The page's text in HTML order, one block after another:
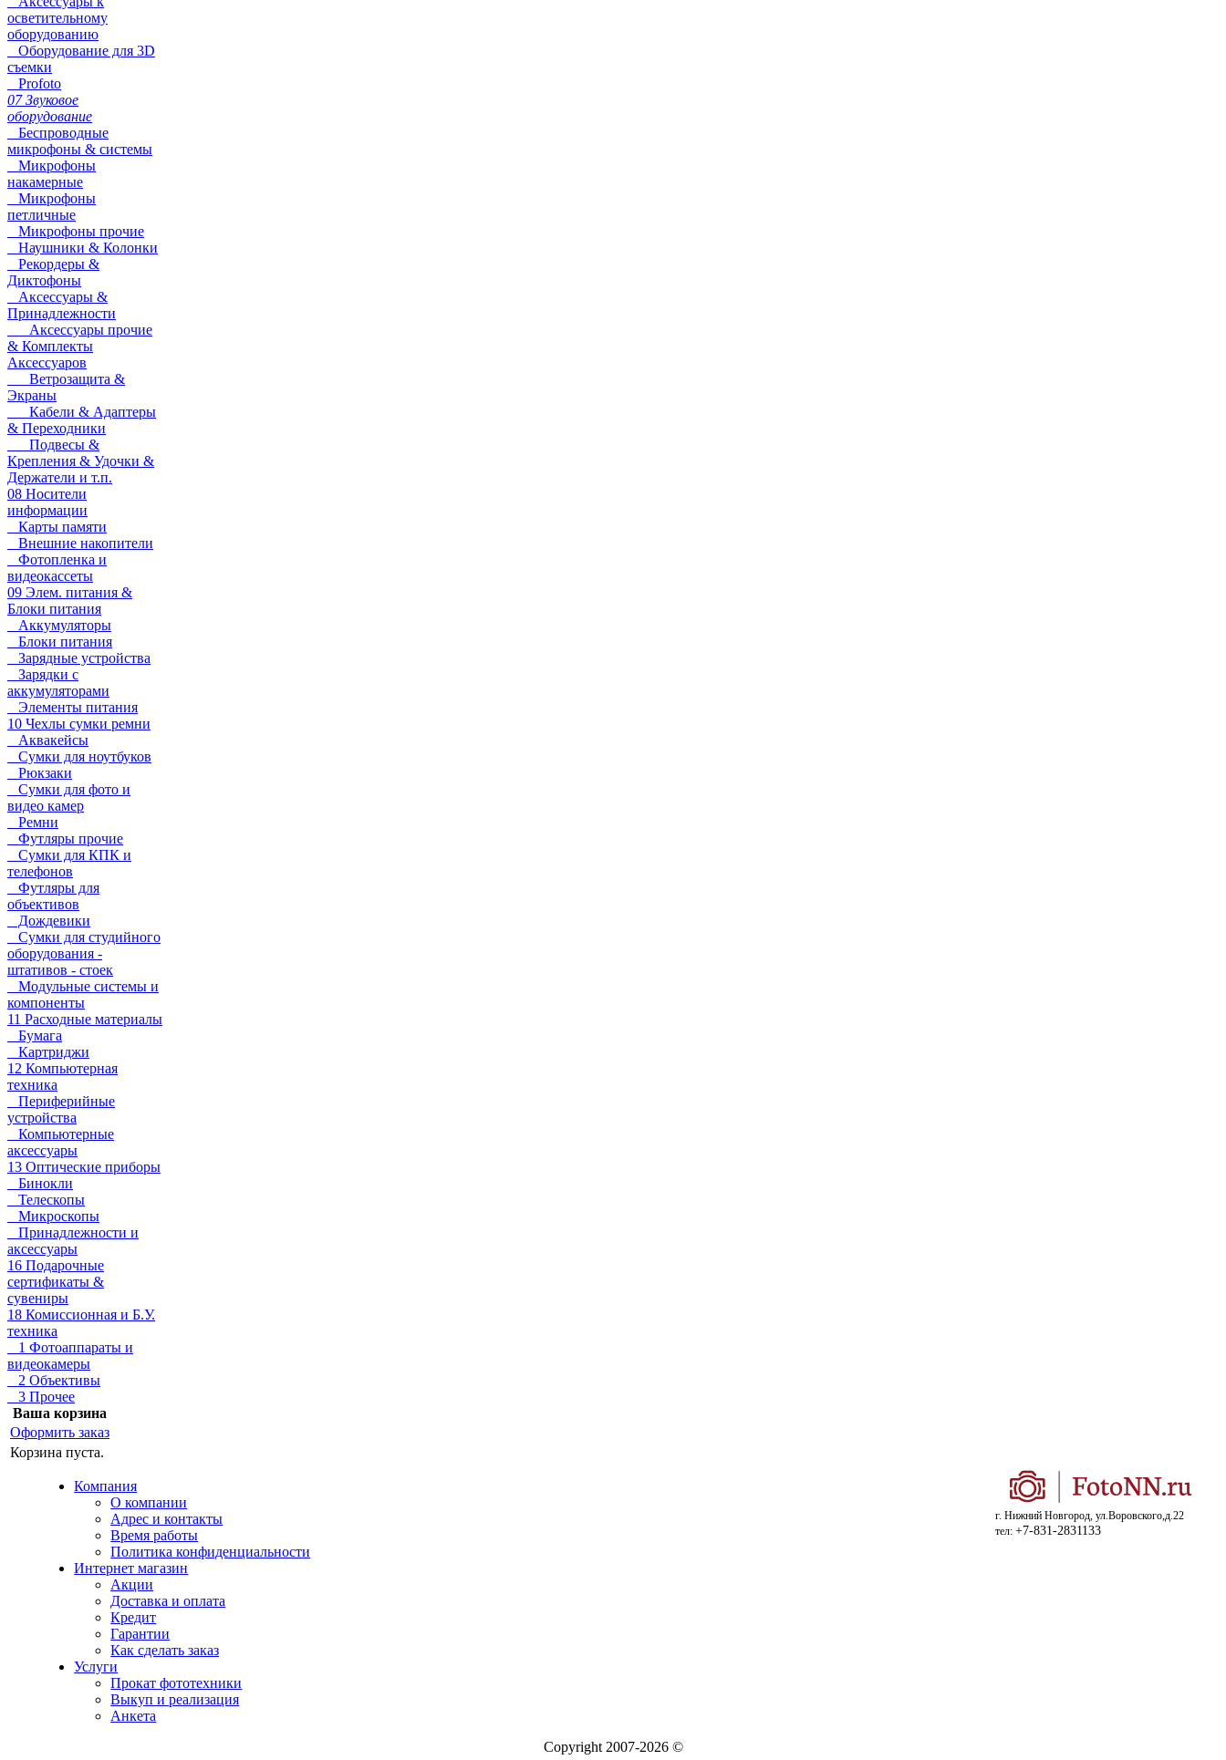
осветительному
оборудованию
Оборудование для 3D
съемки
Profoto
07 Звуковое
оборудование
Беспроводные
микрофоны & системы
Микрофоны
накамерные
Микрофоны
петличные
Микрофоны прочие
Наушники & Колонки
Рекордеры &
Диктофоны
Аксессуары &
Принадлежности
Аксессуары прочие
& Комплекты
Аксессуаров
Ветрозащита &
Экраны
Кабели & Адаптеры
& Переходники
Подвесы &
Крепления & Удочки &
Держатели и т.п.
08 Носители
информации
Карты памяти
Внешние накопители
Фотопленка и
видеокассеты
09 Элем. питания &
Блоки питания
Аккумуляторы
Блоки питания
Зарядные устройства
Зарядки с
аккумуляторами
Элементы питания
10 Чехлы сумки ремни
Аквакейсы
Сумки для ноутбуков
Рюкзаки
Сумки для фото и
видео камер
Ремни
Футляры прочие
Сумки для КПК и
телефонов
Футляры для
объективов
Дождевики
Сумки для студийного
оборудования -
штативов - стоек
Модульные системы и
компоненты
11 Расходные материалы
Бумага
Картриджи
12 Компьютерная
техника
Периферийные
устройства
Компьютерные
аксессуары
13 Оптические приборы
Бинокли
Телескопы
Микроскопы
Принадлежности и
аксессуары
16 Подарочные
сертификаты &
сувениры
18 Комиссионная и Б.У.
техника
1 Фотоаппараты и
видеокамеры
2 Объективы
3 Прочее
Ваша корзина
Оформить заказ
Корзина пуста.
Компания
О компании
Адрес и контакты
Время работы
Политика конфиденциальности
Интернет магазин
Акции
Доставка и оплата
Кредит
Гарантии
Как сделать заказ
Услуги
Прокат фототехники
Выкуп и реализация
Анкета
г. Нижний Новгород, ул.Воровского,д.22
тел: +7-831-2831133
Copyright 2007-2026 ©